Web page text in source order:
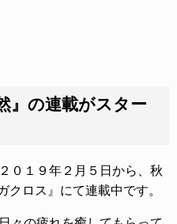
』の連載がスター
０１９年２月５日から、秋
クロス』にて連載中です。